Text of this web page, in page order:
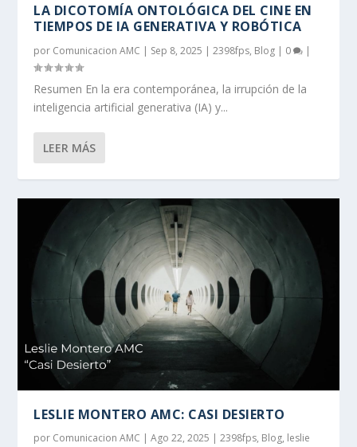
LA DICOTOMÍA ONTOLÓGICA DEL CINE EN
TIEMPOS DE IA GENERATIVA Y ROBÓTICA
por Comunicacion AMC | Sep 8, 2025 |2398fps, Blog | 0 |
Resumen En la era contemporánea, la irrupción de la
inteligencia artificial generativa (IA) y...
LEER MÁS
LESLIE MONTERO AMC: CASI DESIERTO
por Comunicacion AMC |Ago 22, 2025 |2398fps, Blog, leslie